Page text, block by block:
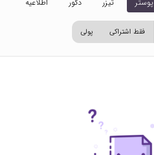
پوستر تیزر دکور اطلاعیه
فقط اشتراکی پولی